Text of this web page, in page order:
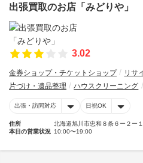
出張買取のお店「みどりや」
3.02
金券ショップ・チケットショップ リサ
片づけ・遺品整理
ハウスクリーニング
出張・訪問対応 日祝OK
住所
北海道旭川市忠和８条６ー２ー
本日の営業状況 10:00〜19:00